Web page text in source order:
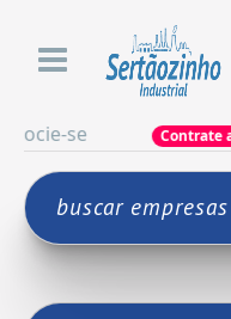
se Contrate agora